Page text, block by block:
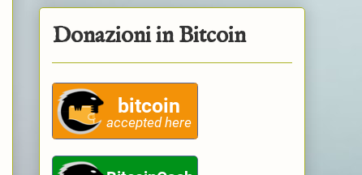
Donazioni in Bitcoin